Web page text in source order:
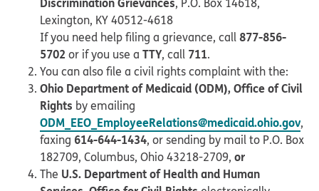
Lexington, KY 40512-4618
If you need help filing a grievance, call877-856-
5702 or if you use a TTY, call 711.
You can also file a civil rights complaint with the:
Ohio Department of Medicaid (ODM), Office of Civil
Rights by emailing
ODM_EEO_EmployeeRelations@medicaid.ohio.gov,
faxing 614-644-1434, or sending by mail to P.O. Box
182709, Columbus, Ohio 43218-2709, or
The U.S. Department of Health and Human